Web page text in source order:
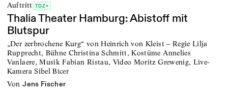
Auftritt TDZ+
Thalia Theater Hamburg: Abistoff mit
Blutspur
„Der zerbrochene Kurg“ von Heinrich von Kleist – Regie Lilja
Rupprecht, Bühne Christina Schmitt, Kostüme Annelies
Vanlaere, Musik Fabian Ristau, Video Moritz Grewenig, Live-
Kamera Sibel Bicer
von Jens Fischer